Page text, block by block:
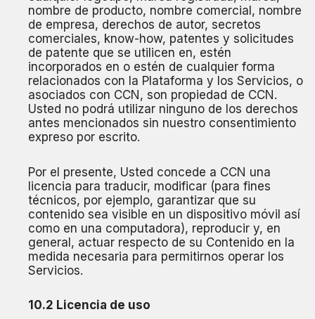
nombre de producto, nombre comercial, nombre
de empresa, derechos de autor, secretos
comerciales, know-how, patentes y solicitudes
de patente que se utilicen en, estén
incorporados en o estén de cualquier forma
relacionados con la Plataforma y los Servicios, o
asociados con CCN, son propiedad de CCN.
Usted no podrá utilizar ninguno de los derechos
antes mencionados sin nuestro consentimiento
expreso por escrito.
Por el presente, Usted concede a CCN una
licencia para traducir, modificar (para fines
técnicos, por ejemplo, garantizar que su
contenido sea visible en un dispositivo móvil así
como en una computadora), reproducir y, en
general, actuar respecto de su Contenido en la
medida necesaria para permitirnos operar los
Servicios.
10.2 Licencia de uso